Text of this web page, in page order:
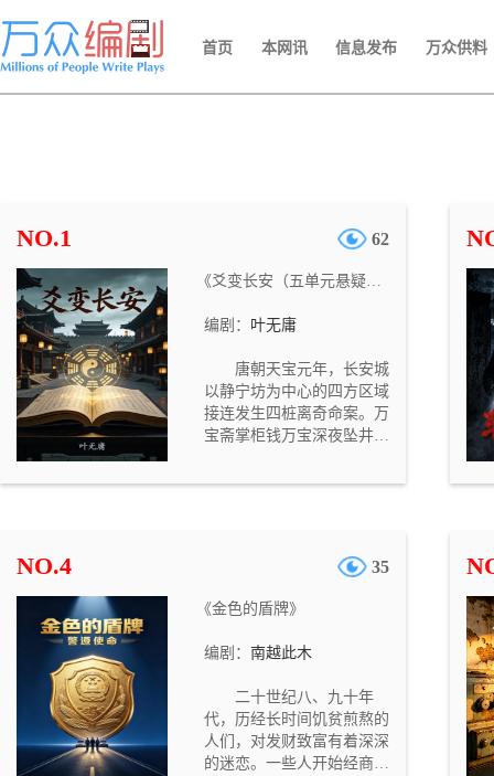
首页 本网讯 信息发布 万众供料
NO.1 62
《爻变长安（五单元悬疑网剧）》
编剧： 叶无庸
唐朝天宝元年，长安城
以静宁坊为中心的四方区域
接连发生四桩离奇命案。万
宝斋掌柜钱万宝深夜坠井溺
中被闷死，吏部主事应文昭
却都死于正时辰，现场均残
目击者称看到“白面鬼”出
鬼怪之说甚嚣尘上。 大理寺
卫大将军之女何楚卿、书吏
章成策、长安捕头杨剑组成
查案小组，逐一勘验现场、
梳理关联。随着调查深入，
NO.4 35
《金色的盾牌》
编剧： 南越此木
二十世纪八、九十年
代，历经长时间饥贫煎熬的
人们，对发财致富有着深深
的迷恋。一些人开始经商发